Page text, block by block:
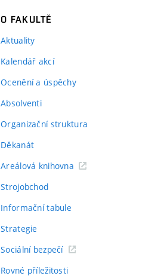
O FAKULTĚ
Aktuality
Kalendář akcí
Ocenění a úspěchy
Absolventi
Organizační struktura
Děkanát
Areálová knihovna
Strojobchod
Informační tabule
Strategie
Sociální bezpečí
Rovné příležitosti